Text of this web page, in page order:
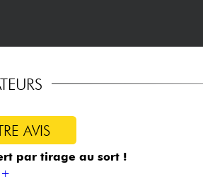
AVIS
par tirage au sort !
+